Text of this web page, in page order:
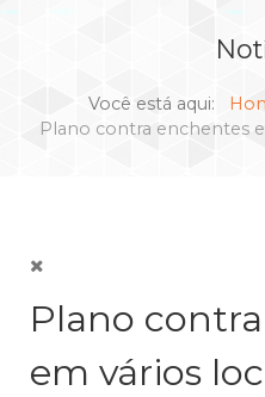
Você está aqui:
Plano contra enchentes
Plano
em vários